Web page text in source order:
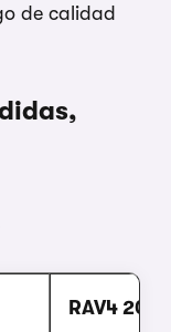
de calidad
RAV4